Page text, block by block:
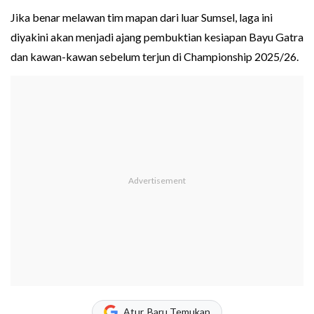
Jika benar melawan tim mapan dari luar Sumsel, laga ini
diyakini akan menjadi ajang pembuktian kesiapan Bayu Gatra
dan kawan-kawan sebelum terjun di Championship 2025/26.
Atur, Baru Temukan